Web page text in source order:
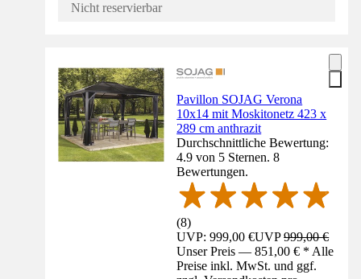
Nicht reservierbar
Pavillon SOJAG Verona
10x14 mit Moskitonetz 423 x
289 cm anthrazit
Durchschnittliche Bewertung:
4.9 von 5 Sternen. 8
Bewertungen.
(8)
UVP: 999,00 €UVP999,00 €
Unser Preis — 851,00 € * Alle
Preise inkl. MwSt. und ggf.